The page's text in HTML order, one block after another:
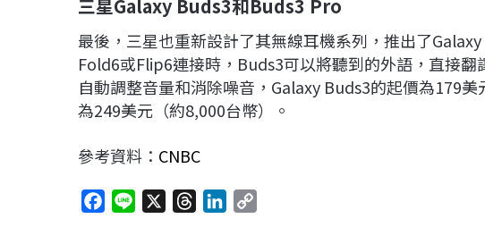
三星Galaxy Buds3和Buds3 Pro
最後，三星也重新設計了其無線耳機系列，推出了
Fold6或Flip6連接時，Buds3可以將聽到的外語，直接
自動調整音量和消除噪音，Galaxy Buds3的起價為179
為249美元（約8,000台幣）。
參考資料： CNBC